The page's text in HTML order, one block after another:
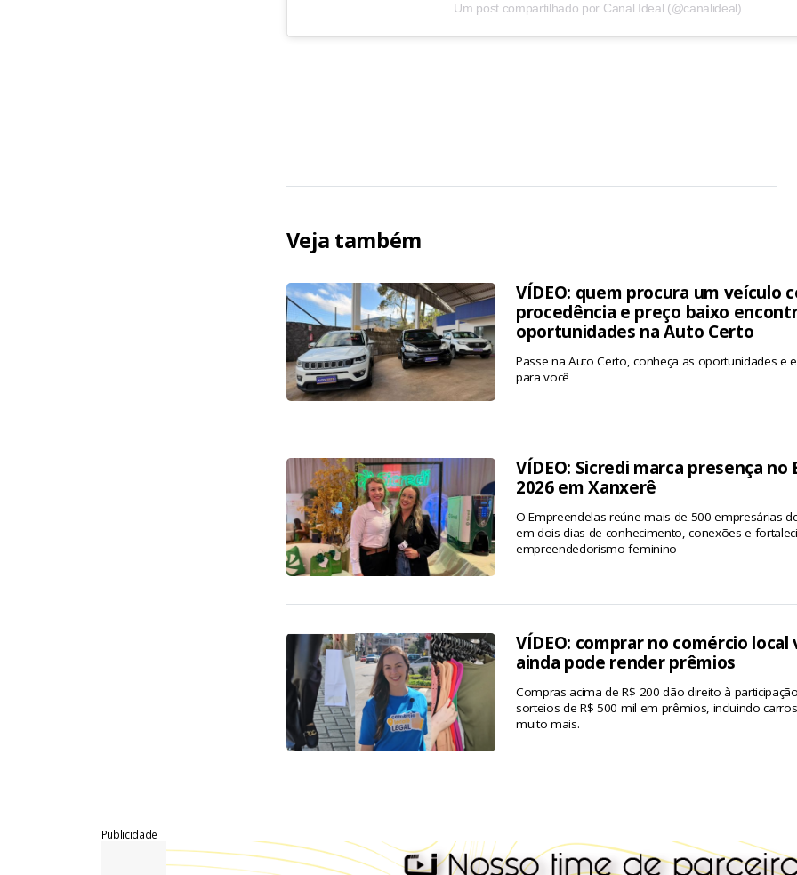
Um post compartilhado por Canal Ideal (@canalideal)
Veja também
VÍDEO: quem procura um veículo
procedência e preço baixo
oportunidades na Auto Certo
Passe na Auto Certo, conheça as oportunidades e
para você
VÍDEO: Sicredi marca presença no
2026 em Xanxerê
O Empreendelas reúne mais de 500 empresárias
em dois dias de conhecimento, conexões e
empreendedorismo feminino
VÍDEO: comprar no comércio local
ainda pode render prêmios
Compras acima de R$ 200 dão direito à
sorteios de R$ 500 mil em prêmios, incluindo
muito mais.
Publicidade